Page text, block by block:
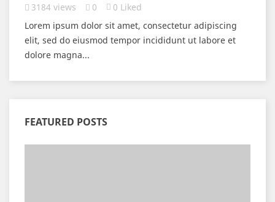
3184 views 0 0 Liked
Lorem ipsum dolor sit amet, consectetur adipiscing
elit, sed do eiusmod tempor incididunt ut labore et
dolore magna...
FEATURED POSTS